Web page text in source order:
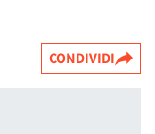
CONDIVIDI